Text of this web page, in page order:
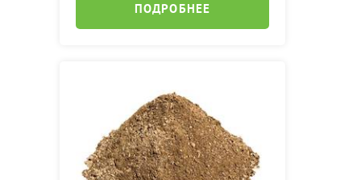
ПОДРОБНЕЕ